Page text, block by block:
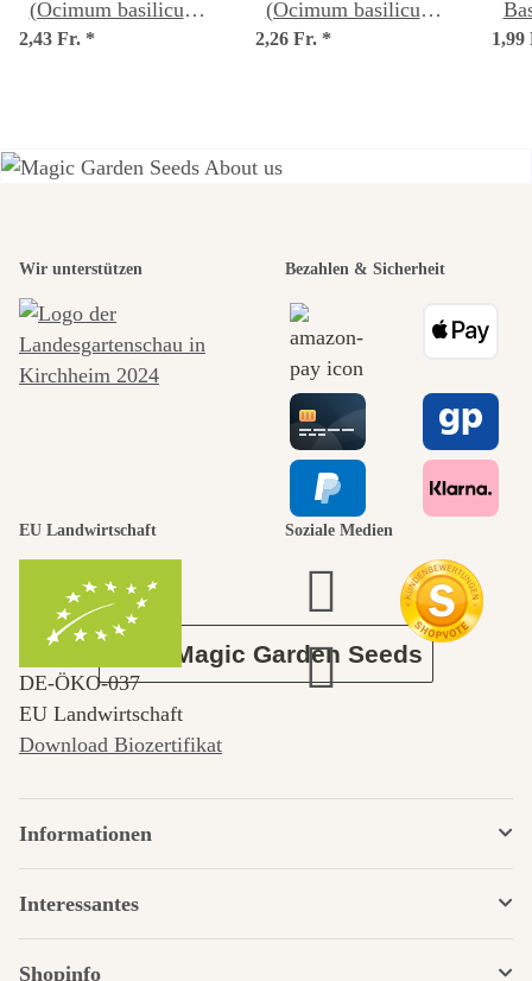
(Ocimum basilicum)
Bio Saatgut
2,43 Fr. *
(Ocimum basilicum)
Samen
2,26 Fr. *
schönsten
Wege zu uns
selbst führt
durch den
Garten
Über Magic Garden Seeds
Wir unterstützen Bezahlen & Sicherheit
EU Landwirtschaft
DE‑ÖKO‑037
EU Landwirtschaft
Download Biozertifikat
Soziale Medien
Informationen
Interessantes
Shopinfo